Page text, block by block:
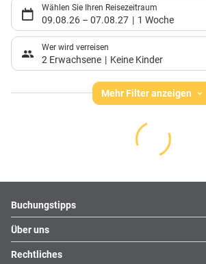
Wählen Sie Ihren Reisezeitraum
09.08.26 – 07.08.27 1 Woche
Wer wird verreisen
2 Erwachsene Keine Kinder
Mehr Filter anzeigen
Footer navigation
Buchungstipps
Warum im Reisebüro buchen
Hoteltipps
Über uns
Kontakt
Rechtliches